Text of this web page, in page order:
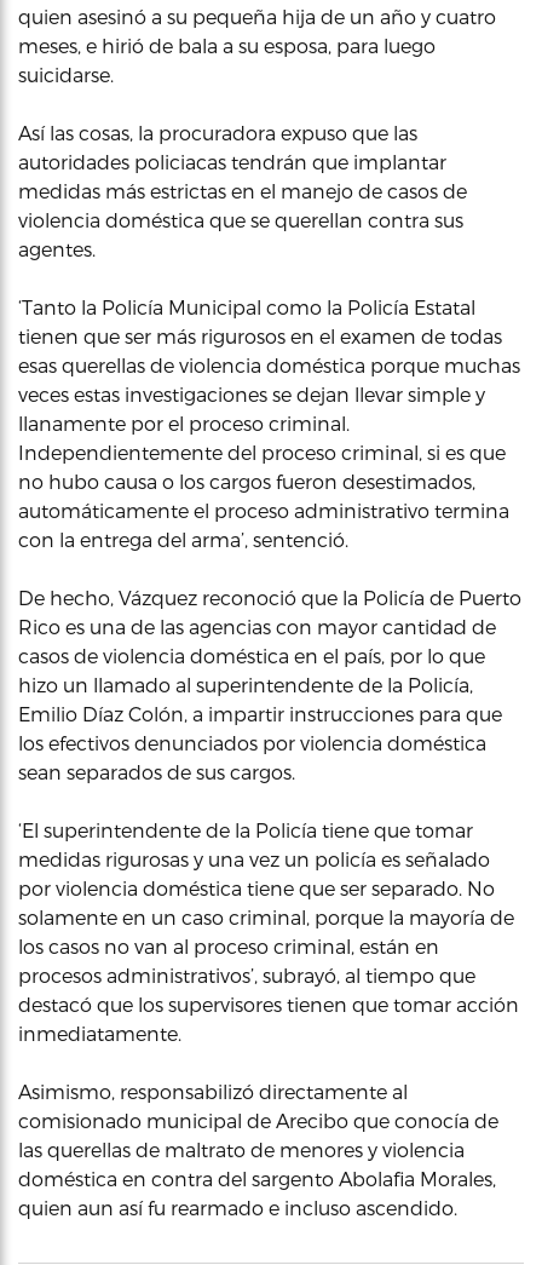
quien asesinó a su pequeña hija de un año y cuatro
meses, e hirió de bala a su esposa, para luego
suicidarse.
Así las cosas, la procuradora expuso que las
autoridades policiacas tendrán que implantar
medidas más estrictas en el manejo de casos de
violencia doméstica que se querellan contra sus
agentes.
‘Tanto la Policía Municipal como la Policía Estatal
tienen que ser más rigurosos en el examen de todas
esas querellas de violencia doméstica porque muchas
veces estas investigaciones se dejan llevar simple y
llanamente por el proceso criminal.
Independientemente del proceso criminal, si es que
no hubo causa o los cargos fueron desestimados,
automáticamente el proceso administrativo termina
con la entrega del arma’, sentenció.
De hecho, Vázquez reconoció que la Policía de Puerto
Rico es una de las agencias con mayor cantidad de
casos de violencia doméstica en el país, por lo que
hizo un llamado al superintendente de la Policía,
Emilio Díaz Colón, a impartir instrucciones para que
los efectivos denunciados por violencia doméstica
sean separados de sus cargos.
‘El superintendente de la Policía tiene que tomar
medidas rigurosas y una vez un policía es señalado
por violencia doméstica tiene que ser separado. No
solamente en un caso criminal, porque la mayoría de
los casos no van al proceso criminal, están en
procesos administrativos’, subrayó, al tiempo que
destacó que los supervisores tienen que tomar acción
inmediatamente.
Asimismo, responsabilizó directamente al
comisionado municipal de Arecibo que conocía de
las querellas de maltrato de menores y violencia
doméstica en contra del sargento Abolafia Morales,
quien aun así fu rearmado e incluso ascendido.